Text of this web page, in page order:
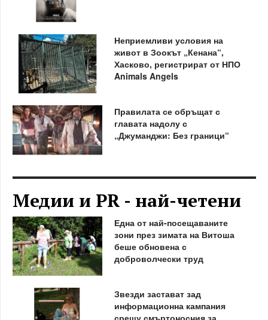
Неприемливи условия на
живот в Зоокът „Кенана“,
Хасково, регистрират от НПО
Animals Angels
Правилата се обръщат с
главата надолу с
„Джуманджи: Без граници“
Медии и PR - най-четени
Една от най-посещаваните
зони през зимата на Витоша
беше обновена с
доброволчески труд
Звезди застават зад
информационна кампания